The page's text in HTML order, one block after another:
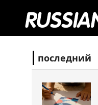
последний